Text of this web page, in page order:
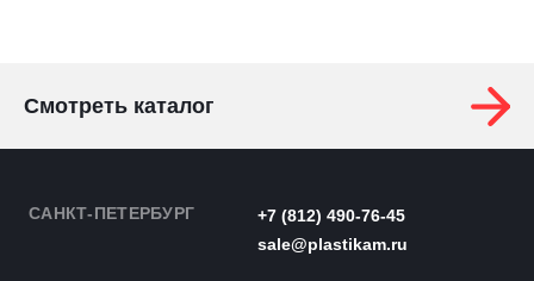
Смотреть каталог
САНКТ-ПЕТЕРБУРГ
+7 (812) 490-76-45
sale@plastikam.ru